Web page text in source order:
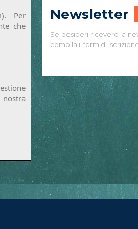
Per
che
Newsletter
Se desideri ricevere la
compila il form di